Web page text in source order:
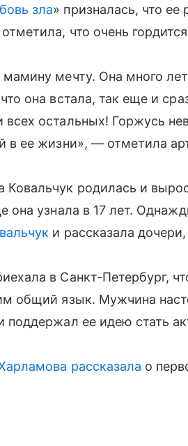
зла» призналась, что
что очень
мечту. Она много
она встала, так еще и
остальных! Горжусь
в ее жизни», — отметила
Ковальчук родилась и
она узнала в 17 лет.
и рассказала
в Санкт-Петербург,
общий язык. Мужчина
поддержал ее идею стать
рассказала о